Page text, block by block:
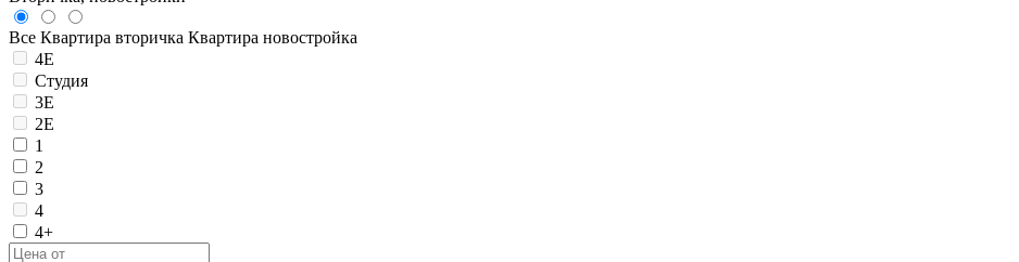
Все Квартира вторичка Квартира новостройка
4Е
Студия
3Е
2Е
1
2
3
4
4+